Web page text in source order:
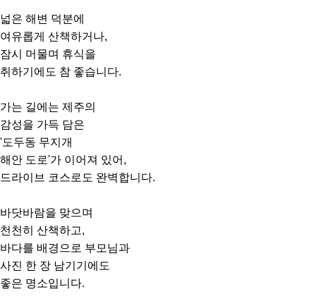
넓은 해변 덕분에
여유롭게 산책하거나,
잠시 머물며 휴식을
취하기에도 참 좋습니다.
가는 길에는 제주의
감성을 가득 담은
'도두동 무지개
해안 도로'가 이어져 있어,
드라이브 코스로도 완벽합니다.
바닷바람을 맞으며
천천히 산책하고,
바다를 배경으로 부모님과
사진 한 장 남기기에도
좋은 명소입니다.